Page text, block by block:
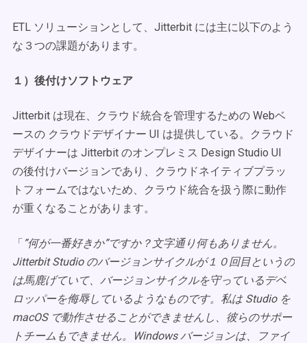
ETL ソリューションとして、Jitterbit には主に以下のよう
な３つの課題があります。
１）後付けソフトウェア
Jitterbit は現在、クラウド統合を管理するための Webベ
ースの クラウドデザイナー UI は提供している。クラウド
デザイナーは Jitterbit のオンプレミス Design Studio UI
の後付けバージョンであり、クラウドネイティブプラッ
トフォームではないため、クラウド統合を扱う際に動作
が重くなることがあります。
「 ”何が一番好きか”ですか？文字通り何もありません。
Jitterbit Studio のバージョンサイクルが１０回目というの
は馬鹿げていて、バージョンサイクルを守っているデベ
ロッパーを侮辱しているようなものです。私は Studio を
macOS で動作させることができませんし、彼らのサポー
トチームもできません。Windows バージョンは、ファイ